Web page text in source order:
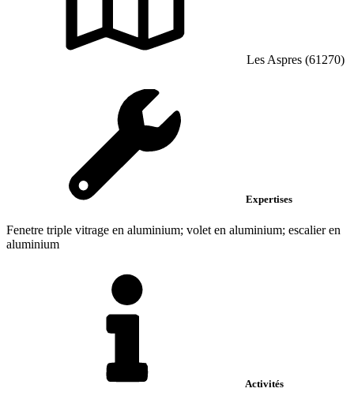
Les Aspres (61270)
Expertises
Fenetre triple vitrage en aluminium; volet en aluminium; escalier en
aluminium
Activités